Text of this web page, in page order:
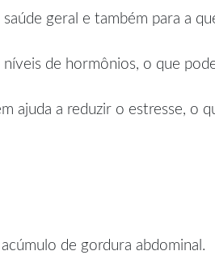
geral e também para a
níveis de hormônios, o que
ajuda a reduzir o estresse, o
de gordura abdominal.